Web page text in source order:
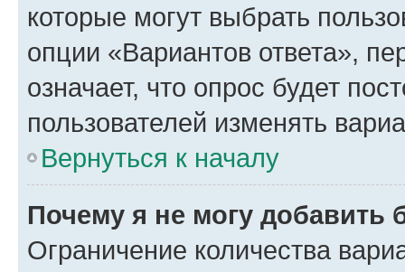
которые могут выбрать
опции «Вариантов ответа»,
означает, что опрос будет
пользователей изменять
Вернуться к началу
Почему я не могу добавить
Ограничение количества